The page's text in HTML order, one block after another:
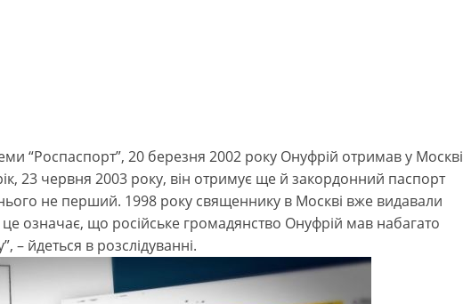
“Роспаспорт”, 20 березня 2002 року Онуфрій отримав у Москві
23 червня 2003 року, він отримує ще й закордонний паспорт
не перший. 1998 року священнику в Москві вже видавали
означає, що російське громадянство Онуфрій мав набагато
– йдеться в розслідуванні.